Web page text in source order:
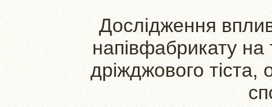
Дослідження
напівфабрикату на
дріжджового